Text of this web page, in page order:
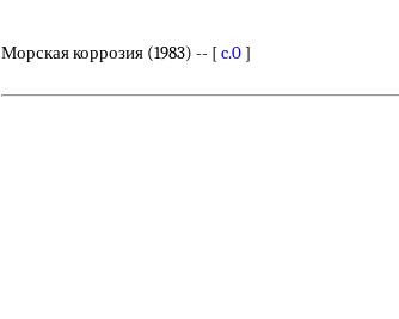
Морская коррозия (1983) -- [c.0 ]